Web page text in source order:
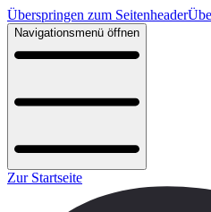
Überspringen zum Seitenheader
Navigationsmenü öffnen
Zur Startseite